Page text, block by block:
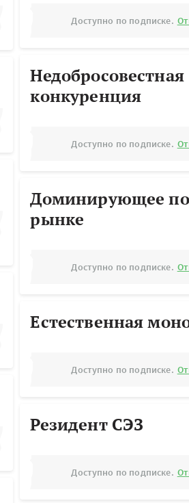
Доступно по подписке.
Недобросовестная
конкуренция
Доступно по подписке.
Доминирующее
рынке
Доступно по подписке.
Естественная
Доступно по подписке.
Резидент СЭЗ
Доступно по подписке.